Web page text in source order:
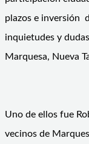
plazos e inversión
inquietudes y
Marquesa, Nueva
Uno de ellos fue
vecinos de